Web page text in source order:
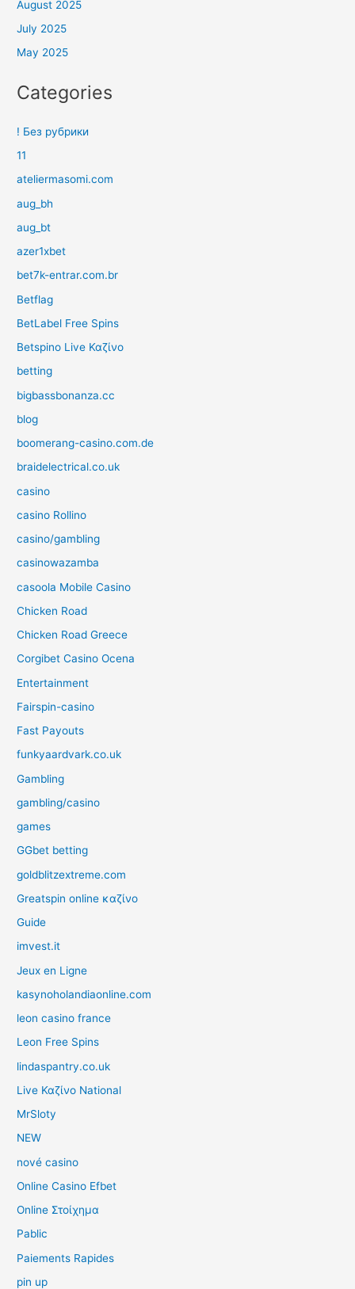
August 2025
July 2025
May 2025
Categories
! Без рубрики
11
ateliermasomi.com
aug_bh
aug_bt
azer1xbet
bet7k-entrar.com.br
Betflag
BetLabel Free Spins
Betspino Live Καζίνο
betting
bigbassbonanza.cc
blog
boomerang-casino.com.de
braidelectrical.co.uk
casino
casino Rollino
casino/gambling
casinowazamba
casoola Mobile Casino
Chicken Road
Chicken Road Greece
Corgibet Casino Ocena
Entertainment
Fairspin-casino
Fast Payouts
funkyaardvark.co.uk
Gambling
gambling/casino
games
GGbet betting
goldblitzextreme.com
Greatspin online καζίνο
Guide
imvest.it
Jeux en Ligne
kasynoholandiaonline.com
leon casino france
Leon Free Spins
lindaspantry.co.uk
Live Καζίνο National
MrSloty
NEW
nové casino
Online Casino Efbet
Online Στοίχημα
Pablic
Paiements Rapides
pin up